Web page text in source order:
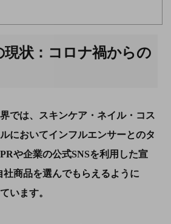
現状：コロナ禍からの
では、スキンケア・ネイル・コス
においてインフルエンサーとのタ
PRや企業の公式SNSを利用した宣
社商品を選んでもらえるように
います。